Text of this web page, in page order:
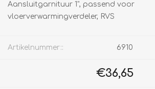
Aansluitgarnituur 1", passend voor
vloerverwarmingverdeler, RVS
Artikelnummer:: 6910
€36,65